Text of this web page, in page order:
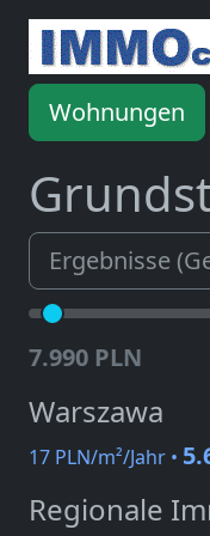
Wohnungen
7.990 PLN
Warszawa
17 PLN/m²/Jahr •
Regionale